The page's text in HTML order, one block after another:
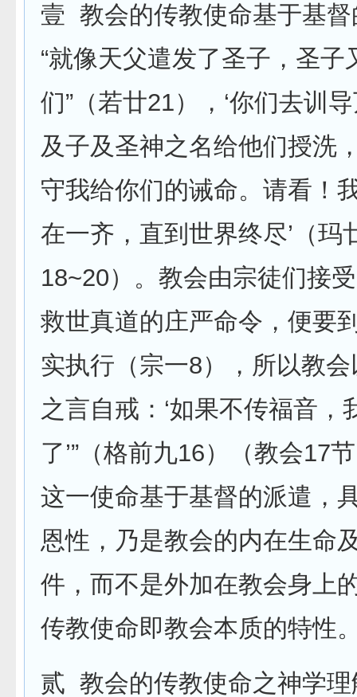
壹 教会的传教使命基于基
“就像天父遣发了圣子，圣子
们”（若廿21），‘你们去训
及子及圣神之名给他们授洗
守我给你们的诫命。请看！
在一齐，直到世界终尽’（玛
18~20）。教会由宗徒们接
救世真道的庄严命令，便要
实执行（宗一8），所以教
之言自戒：‘如果不传福音，
了’”（格前九16）（教会17
这一使命基于基督的派遣，
恩性，乃是教会的内在生命
件，而不是外加在教会身上
传教使命即教会本质的特性
贰 教会的传教使命之神学理